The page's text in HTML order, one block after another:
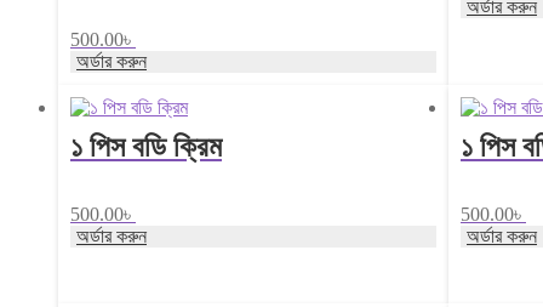
দিচ্ছি মানিব্যাগ গ্যারান্টি ✅✅ ছেলে ও
500.00৳
অর্ডার করুন
অর্ডার করুন
১ পিস বডি ক্রিম
500.00৳
অর্ডার করুন
১ পিস
500.00৳
অর্ডার করুন